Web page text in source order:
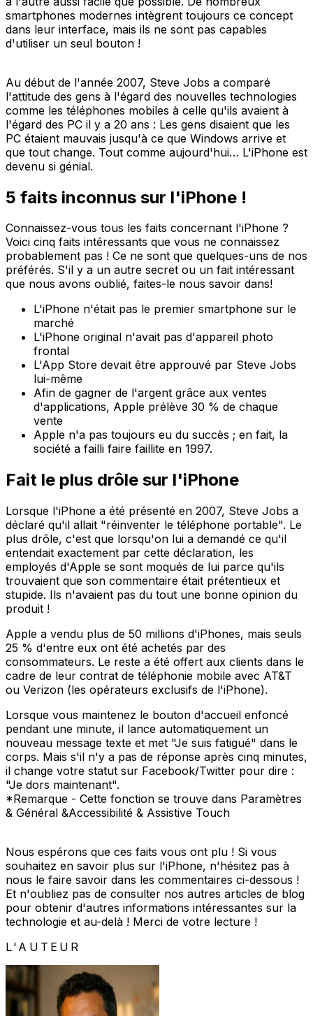
smartphones modernes intègrent toujours ce concept
dans leur interface, mais ils ne sont pas capables
d'utiliser un seul bouton !
Au début de l'année 2007, Steve Jobs a comparé
l'attitude des gens à l'égard des nouvelles technologies
comme les téléphones mobiles à celle qu'ils avaient à
l'égard des PC il y a 20 ans : Les gens disaient que les
PC étaient mauvais jusqu'à ce que Windows arrive et
que tout change. Tout comme aujourd'hui… L'iPhone est
devenu si génial.
5 faits inconnus sur l'iPhone !
Connaissez-vous tous les faits concernant l'iPhone ?
Voici cinq faits intéressants que vous ne connaissez
probablement pas ! Ce ne sont que quelques-uns de nos
préférés. S'il y a un autre secret ou un fait intéressant
que nous avons oublié, faites-le nous savoir dans!
L'iPhone n'était pas le premier smartphone sur le
marché
L'iPhone original n'avait pas d'appareil photo
frontal
L'App Store devait être approuvé par Steve Jobs
lui-même
Afin de gagner de l'argent grâce aux ventes
d'applications, Apple prélève 30 % de chaque
vente
Apple n'a pas toujours eu du succès ; en fait, la
société a failli faire faillite en 1997.
Fait le plus drôle sur l'iPhone
Lorsque l'iPhone a été présenté en 2007, Steve Jobs a
déclaré qu'il allait "réinventer le téléphone portable". Le
plus drôle, c'est que lorsqu'on lui a demandé ce qu'il
entendait exactement par cette déclaration, les
employés d'Apple se sont moqués de lui parce qu'ils
trouvaient que son commentaire était prétentieux et
stupide. Ils n'avaient pas du tout une bonne opinion du
produit !
Apple a vendu plus de 50 millions d'iPhones, mais seuls
25 % d'entre eux ont été achetés par des
consommateurs. Le reste a été offert aux clients dans le
cadre de leur contrat de téléphonie mobile avec AT&T
ou Verizon (les opérateurs exclusifs de l'iPhone).
Lorsque vous maintenez le bouton d'accueil enfoncé
pendant une minute, il lance automatiquement un
nouveau message texte et met "Je suis fatigué" dans le
corps. Mais s'il n'y a pas de réponse après cinq minutes,
il change votre statut sur Facebook/Twitter pour dire :
"Je dors maintenant".
*Remarque - Cette fonction se trouve dans Paramètres
& Général &Accessibilité & Assistive Touch
Nous espérons que ces faits vous ont plu ! Si vous
souhaitez en savoir plus sur l'iPhone, n'hésitez pas à
nous le faire savoir dans les commentaires ci-dessous !
Et n'oubliez pas de consulter nos autres articles de blog
pour obtenir d'autres informations intéressantes sur la
technologie et au-delà ! Merci de votre lecture !
L'AUTEUR